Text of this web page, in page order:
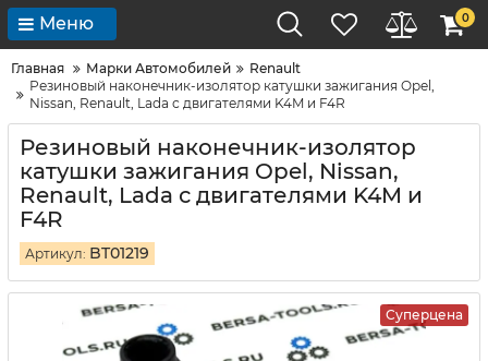
Меню 0
Главная Марки Автомобилей
Renault
Резиновый наконечник-изолятор катушки зажигания Opel,
Nissan, Renault, Lada с двигателями K4M и F4R
Резиновый наконечник-изолятор
катушки зажигания Opel, Nissan,
Renault, Lada с двигателями K4M и
F4R
Артикул: BT01219
Суперцена